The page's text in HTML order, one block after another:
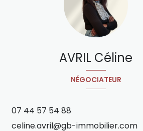
NÉGOCIATEUR
AVRIL Céline
07 44 57 54 88
celine.avril@gb-immobilier.com